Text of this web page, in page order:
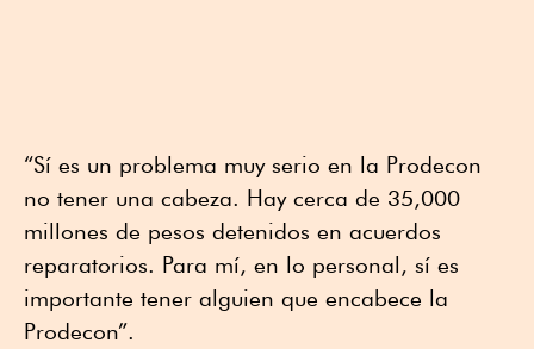
“Sí es un problema muy serio en la Prodecon
no tener una cabeza. Hay cerca de 35,000
millones de pesos detenidos en acuerdos
reparatorios. Para mí, en lo personal, sí es
importante tener alguien que encabece la
Prodecon”.